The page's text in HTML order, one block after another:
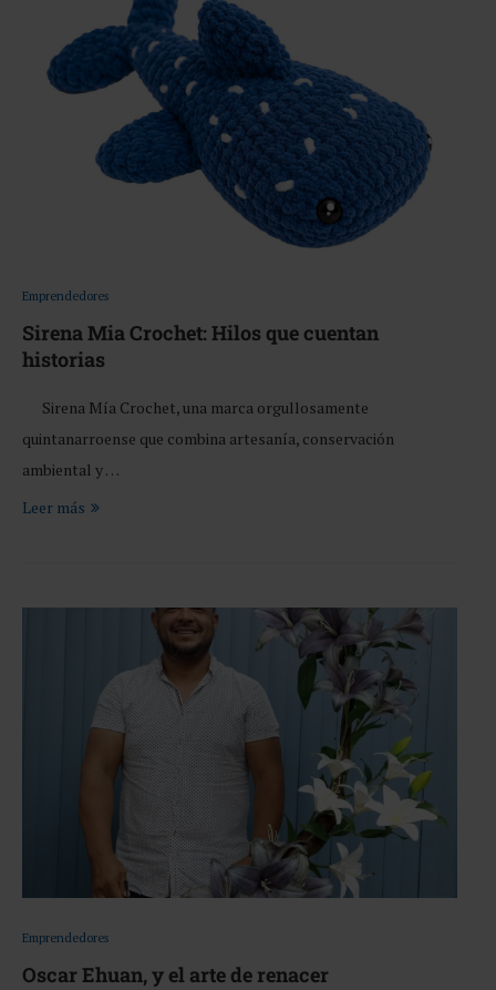
Emprendedores
Sirena Mia Crochet: Hilos que cuentan
historias
Sirena Mía Crochet, una marca orgullosamente
quintanarroense que combina artesanía, conservación
ambiental y …
Leer más
Emprendedores
Oscar Ehuan, y el arte de renacer